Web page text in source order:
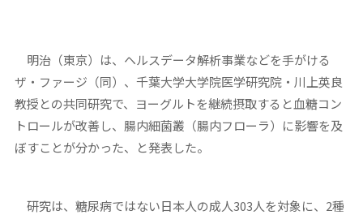
明治（東京）は、ヘルスデータ解析事業などを手がける
ザ・ファージ（同）、千葉大学大学院医学研究院・川上英良
教授との共同研究で、ヨーグルトを継続摂取すると血糖コン
トロールが改善し、腸内細菌叢（腸内フローラ）に影響を及
ぼすことが分かった、と発表した。
研究は、糖尿病ではない日本人の成人303人を対象に、2種